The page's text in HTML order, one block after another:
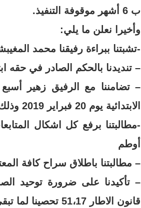
ب 6 أشهر موقوفة التنفيذ.
وأخيرا نعلن ما يلي:
-تشبتنا ببراءة رفيقنا محمد
– تنديدنا بالحكم الصادر في حقه
– تضامننا مع الرفيق زهير
الابتدائية يوم 20 فبراير 2019 وذلك على خلفية معركة كلية العلوم البطولية سنة 2016
-مطالبتنا برفع كل اشكال
أوطم
– مطالبتنا باطلاق سراح كافة
– تأكيدنا على ضرورة توحيد
قانون الاطار 51،17 تحصينا لما تبقى من مجانية التعليم